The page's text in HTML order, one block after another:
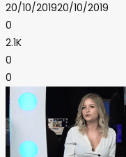
20/10/201920/10/2019
0
2.1K
0
0